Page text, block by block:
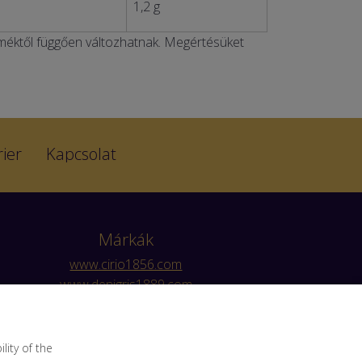
1,2 g
függően változhatnak. Megértésüket
Kapcsolat
Márkák
www.cirio1856.com
www.denigris1889.com
of the